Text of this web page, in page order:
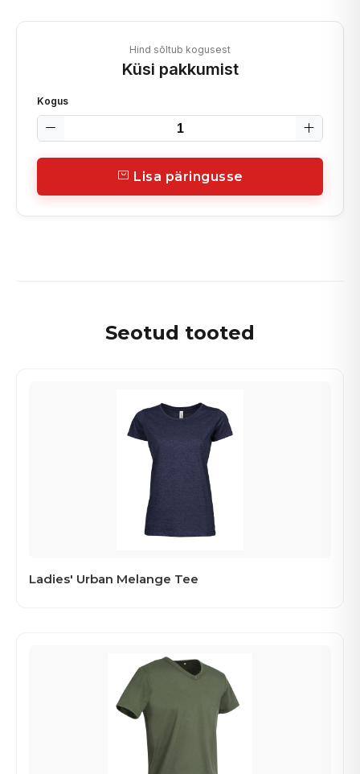
Hind sõltub kogusest
Küsi pakkumist
Kogus
Lisa päringusse
Seotud tooted
Ladies' Urban Melange Tee